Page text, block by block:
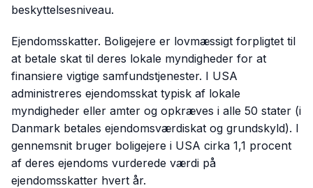
beskyttelsesniveau.
Ejendomsskatter. Boligejere er lovmæssigt forpligtet til
at betale skat til deres lokale myndigheder for at
finansiere vigtige samfundstjenester. I USA
administreres ejendomsskat typisk af lokale
myndigheder eller amter og opkræves i alle 50 stater (i
Danmark betales ejendomsværdiskat og grundskyld). I
gennemsnit bruger boligejere i USA cirka 1,1 procent
af deres ejendoms vurderede værdi på
ejendomsskatter hvert år.